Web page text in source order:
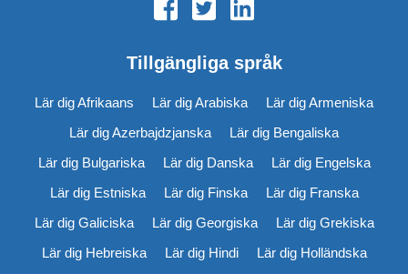
Tillgängliga språk
Lär dig Afrikaans Lär dig Arabiska
Lär dig Armeniska
Lär dig Azerbajdzjanska
Lär dig Bengaliska
Lär dig Bulgariska
Lär dig Danska
Lär dig Engelska
Lär dig Estniska
Lär dig Finska
Lär dig Franska
Lär dig Galiciska
Lär dig Georgiska
Lär dig Grekiska
Lär dig Hebreiska
Lär dig Hindi
Lär dig Holländska